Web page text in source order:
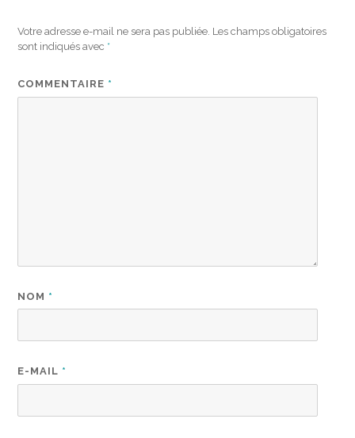
Votre adresse e-mail ne sera pas publiée. Les champs obligatoires
sont indiqués avec *
COMMENTAIRE *
NOM *
E-MAIL *